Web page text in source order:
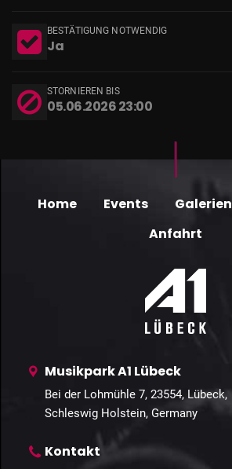
BESTÄTIGUNG NOTWENDIG
Ja
STORNIEREN BIS
05.06.2026 23:00
Home Events Galerien
Anfahrt
Musikpark A1 Lübeck
Bei der Lohmühle 7, 23554, Lübeck,
Schleswig Holstein, Germany
Kontakt